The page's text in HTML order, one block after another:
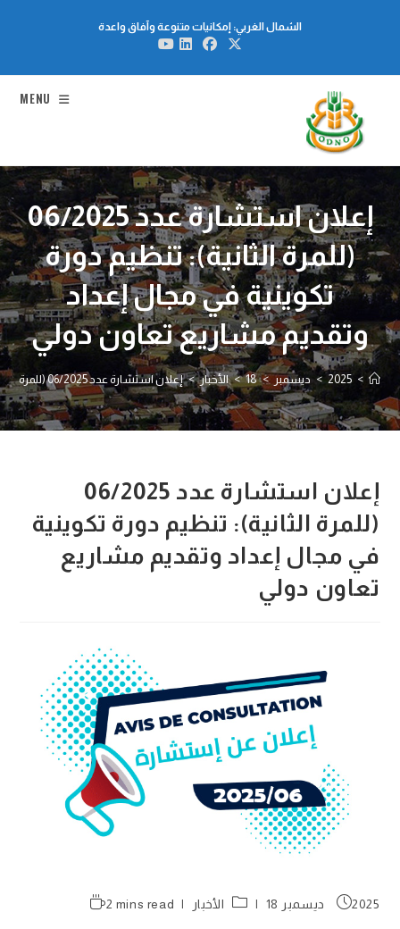
الشمال الغربي: إمكانيات متنوعة وآفاق واعدة
MENU
إعلان استشارة عدد 06/2025
(للمرة الثانية): تنظيم دورة
تكوينية في مجال إعداد
وتقديم مشاريع تعاون دولي
>
2025
> ديسمبر >
18
> الأخبار > إعلان استشارة عدد 06/2025 (للمرة الثانية): تنظيم دورة تكوينية في مجال إعداد وتقديم مشاريع تعاون دولي
إعلان استشارة عدد 06/2025
(للمرة الثانية): تنظيم دورة تكوينية
في مجال إعداد وتقديم مشاريع
تعاون دولي
Post
2025 ديسمبر 18
Postالأخبار
Reading
2 mins read